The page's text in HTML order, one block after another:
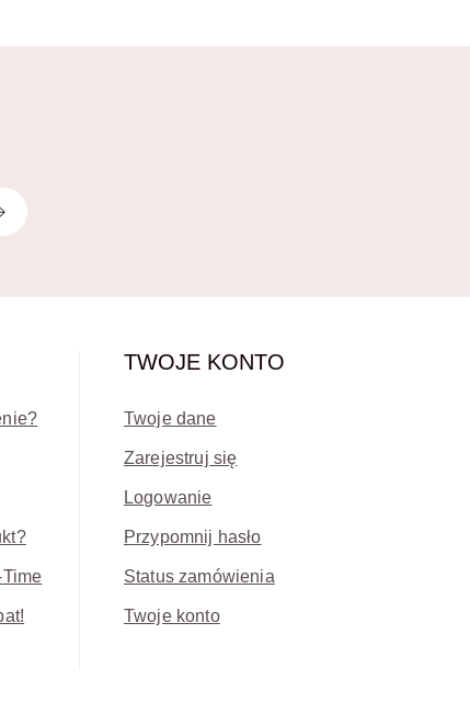
TWOJE KONTO
Twoje dane
Zarejestruj się
Logowanie
Przypomnij hasło
Status zamówienia
Twoje konto